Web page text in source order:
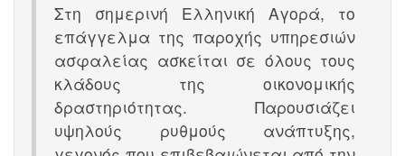
Στη σημερινή Ελληνική Αγορά, το
επάγγελμα της παροχής υπηρεσιών
ασφαλείας ασκείται σε όλους τους
κλάδους της οικονομικής
δραστηριότητας. Παρουσιάζει
υψηλούς ρυθμούς ανάπτυξης,